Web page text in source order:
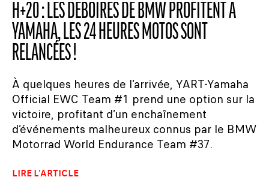
H+20 : LES DÉBOIRES DE BMW PROFITENT À
YAMAHA, LES 24 HEURES MOTOS SONT
RELANCÉES !
À quelques heures de l’arrivée, YART-Yamaha
Official EWC Team #1 prend une option sur la
victoire, profitant d’un enchaînement
d’événements malheureux connus par le BMW
Motorrad World Endurance Team #37.
LIRE L'ARTICLE